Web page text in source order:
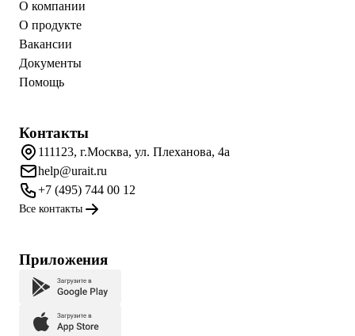
О компании
О продукте
Вакансии
Документы
Помощь
Контакты
111123, г.Москва, ул. Плеханова, 4а
help@urait.ru
+7 (495) 744 00 12
Все контакты
Приложения